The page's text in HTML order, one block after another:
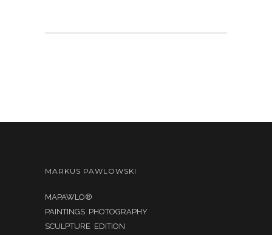
MARKUS PAWLOWSKI
MAPAWLO®
PAINTINGS PHOTOGRAPHY
SCULPTURE EDITION